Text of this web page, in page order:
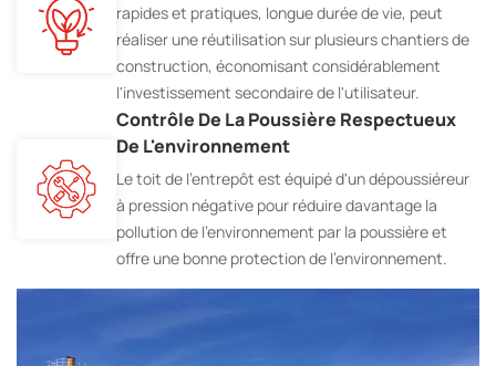
rapides et pratiques, longue durée de vie, peut
réaliser une réutilisation sur plusieurs chantiers de
construction, économisant considérablement
l'investissement secondaire de l'utilisateur.
Contrôle De La Poussière Respectueux
De L'environnement
Le toit de l'entrepôt est équipé d'un dépoussiéreur
à pression négative pour réduire davantage la
pollution de l'environnement par la poussière et
offre une bonne protection de l'environnement.